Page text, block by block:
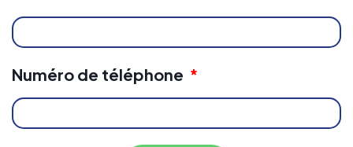
Numéro de téléphone